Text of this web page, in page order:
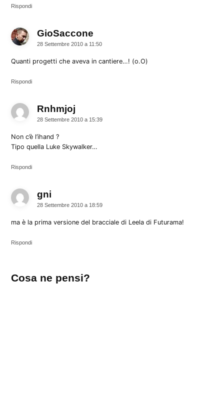
Rispondi
GioSaccone
28 Settembre 2010 a 11:50
Quanti progetti che aveva in cantiere…! (o.O)
Rispondi
Rnhmjoj
28 Settembre 2010 a 15:39
Non c’è l’ihand ?
Tipo quella Luke Skywalker…
Rispondi
gni
28 Settembre 2010 a 18:59
ma è la prima versione del bracciale di Leela di Futurama!
Rispondi
un
Cosa ne pensi?